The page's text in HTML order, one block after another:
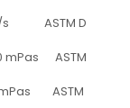
s ASTM D
ASTM
ASTM